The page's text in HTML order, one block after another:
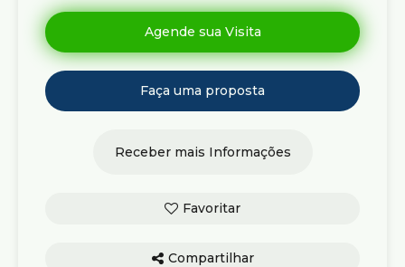
Compartilhar